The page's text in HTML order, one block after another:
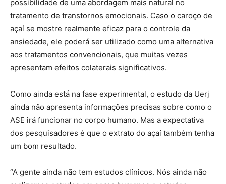
possibilidade de uma abordagem mais natural no
tratamento de transtornos emocionais. Caso o caroço de
açaí se mostre realmente eficaz para o controle da
ansiedade, ele poderá ser utilizado como uma alternativa
aos tratamentos convencionais, que muitas vezes
apresentam efeitos colaterais significativos.
Como ainda está na fase experimental, o estudo da Uerj
ainda não apresenta informações precisas sobre como o
ASE irá funcionar no corpo humano. Mas a expectativa
dos pesquisadores é que o extrato do açaí também tenha
um bom resultado.
“A gente ainda não tem estudos clínicos. Nós ainda não